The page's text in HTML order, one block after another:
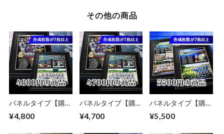
その他の商品
パネルタイプ【購入
¥4,800
パネルタイプ【購入
¥4,700
パネルタイプ【購入
¥5,500